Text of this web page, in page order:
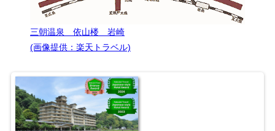
三朝温泉 依山楼 岩崎
(画像提供：楽天トラベル)